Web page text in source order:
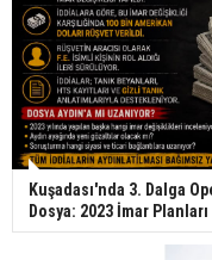
Kuşadası'nda 3. Dalga
Dosya: 2023 İmar Planları